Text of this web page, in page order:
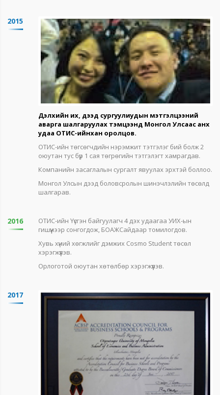
2015
Дэлхийн их, дээд сургуулиудын мэтгэлцээний
аварга шалгаруулах тэмцээнд Монгол Улсаас анх
удаа ОТИС-ийнхан оролцов.
ОТИС-ийн төгсөгчдийн нэрэмжит тэтгэлэг бий болж 2
оюутан тус бүр 1 сая төгрөгийн тэтгэлэгт хамрагдав.
Компанийн засаглалын сургалт явуулах эрхтэй боллоо.
Монгол Улсын дээд боловсролын шинэчлэлийн төсөлд
шалгарав.
2016
ОТИС-ийн Үүсгэн байгуулагч 4 дэх удаагаа УИХ-ын
гишүүнээр сонгогдож, БОАЖСайдаар томилогдов.
Хувь хүний хөгжлийг дэмжих Cosmo Student төсөл
хэрэгжүүлэв.
Орлоготой оюутан хөтөлбөр хэрэгжүүлэв.
2017